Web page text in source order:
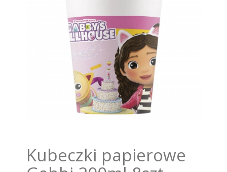
PODKŁADY /PRZEKŁADKI/WSPORNIKI/BANKETÓWKI
Kubeczki papierowe